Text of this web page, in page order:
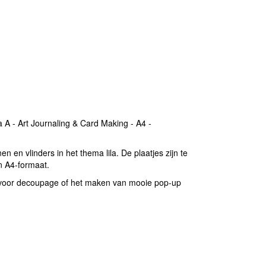
- Art Journaling & Card Making - A4 -
en vlinders in het thema lila. De plaatjes zijn te
A4-formaat.
decoupage of het maken van mooie pop-up